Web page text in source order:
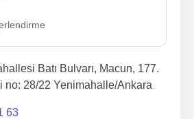
Batı Bulvarı, Macun, 177.
no: 28/22 Yenimahalle/Ankara
63